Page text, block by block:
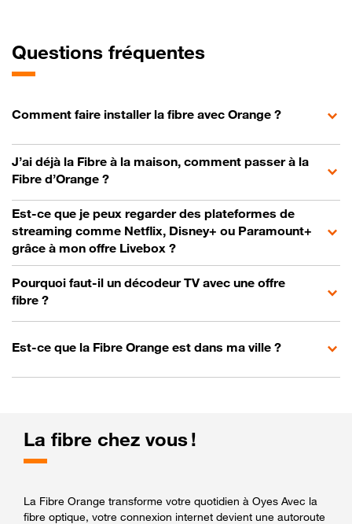
Questions fréquentes
Comment faire installer la fibre avec Orange ?
J’ai déjà la Fibre à la maison, comment passer à la
Fibre d’Orange ?
Est-ce que je peux regarder des plateformes de
streaming comme Netflix, Disney+ ou Paramount+
grâce à mon offre Livebox ?
Pourquoi faut-il un décodeur TV avec une offre
fibre ?
Est-ce que la Fibre Orange est dans ma ville ?
La fibre chez vous !
La Fibre Orange transforme votre quotidien à Oyes Avec la
fibre optique, votre connexion internet devient une autoroute